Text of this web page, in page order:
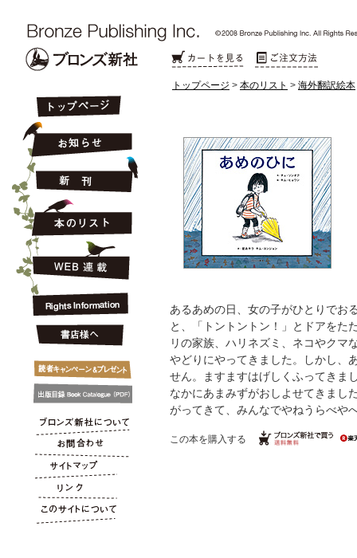
トップページ > 本のリスト > 海外翻訳絵本
あるあめの日、女の子がひとりでお
と、「トントントン！」とドアをた
リの家族、ハリネズミ、ネコやクマ
やどりにやってきました。しかし、
せん。ますますはげしくふってきま
なかにあまみずがおしよせてきまし
がってきて、みんなでやねうらべや
この本を購入する